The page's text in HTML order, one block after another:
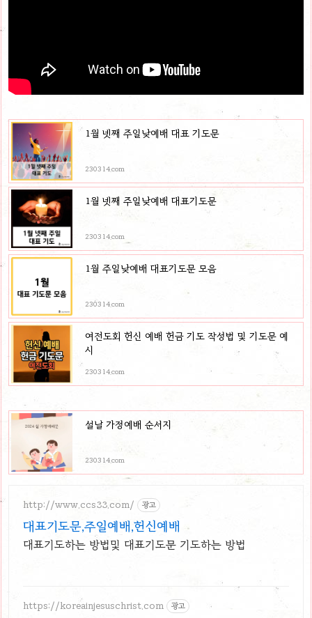
1월 넷째 주일낮예배 대표 기도문
230314.com
1월 넷째 주일낮예배 대표기도문
230314.com
1월 주일낮예배 대표기도문 모음
230314.com
여전도회 헌신 예배 헌금 기도 작성법 및 기도문 예
시
230314.com
설날 가정예배 순서지
230314.com
http://www.ccs33.com/ 광고
대표기도문,주일예배,헌신예배
대표기도하는 방법및 대표기도문 기도하는 방법
https://koreainjesuschrist.com 광고